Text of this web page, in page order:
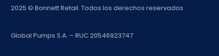
2025 © Bonnett Retail. Todos los derechos reservados
Global Pumps S.A. – RUC 20546923747